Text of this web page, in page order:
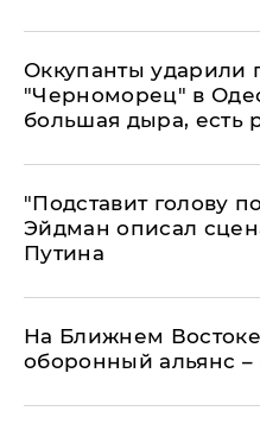
Оккупанты ударили
"Черноморец" в
большая дыра, есть
​"Подставит голову
Эйдман описал
Путина
На Ближнем
оборонный альянс –